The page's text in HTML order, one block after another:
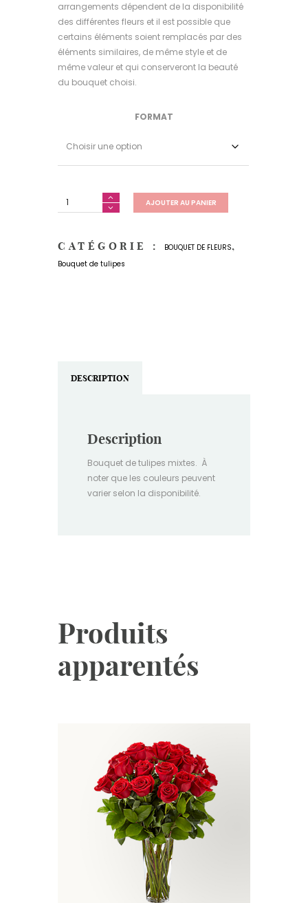
arrangements dépendent de la disponibilité
des différentes fleurs et il est possible que
certains éléments soient remplacés par des
éléments similaires, de même style et de
même valeur et qui conserveront la beauté
du bouquet choisi.
FORMAT
AJOUTER AU PANIER
CATÉGORIE : BOUQUET DE FLEURS,
Bouquet de tulipes
DESCRIPTION
Description
Bouquet de tulipes mixtes. À
noter que les couleurs peuvent
varier selon la disponibilité.
Produits
apparentés